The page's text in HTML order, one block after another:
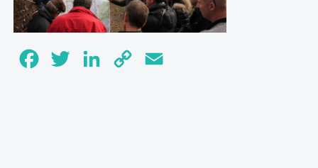
FacebookTwitter LinkedInCopy